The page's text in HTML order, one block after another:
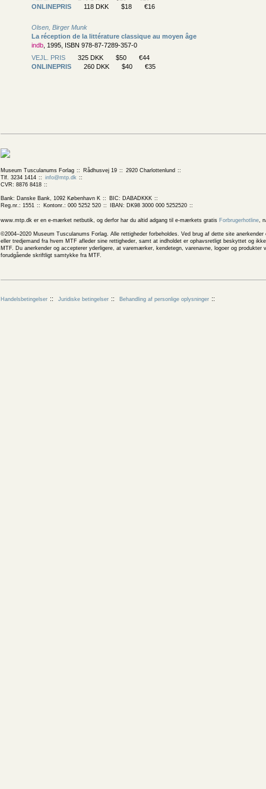
ONLINEPRIS
118 DKK $18 €16
Olsen, Birger Munk
La réception de la littérature classique au moyen âge
indb , 1995, ISBN 978-87-7289-357-0
VEJL. PRIS
325 DKK $50
€44
ONLINEPRIS
260 DKK $40 €35
Museum Tusculanums Forlag Rådhusvej 19
2920 Charlottenlund
Tlf. 3234 1414
info@mtp.dk
CVR: 8876 8418
Bank: Danske Bank, 1092 København K
BIC: DABADKKK
Reg.nr.: 1551
Kontonr.: 000 5252 520 IBAN: DK98 3000 000 5252520
www.mtp.dk er en e-mærket netbutik, og derfor har du altid adgang til e-mærkets gratis Forbrugerhotline,
©2004–2020 Museum Tusculanums Forlag. Alle rettigheder forbeholdes. Ved brug af dette site
eller tredjemand fra hvem MTF afleder sine rettigheder, samt at indholdet er ophavsretligt beskyttet og
MTF. Du anerkender og accepterer yderligere, at varemærker, kendetegn, varenavne, logoer og
forudgående skriftligt samtykke fra MTF.
Handelsbetingelser Juridiske betingelser Behandling af personlige oplysninger